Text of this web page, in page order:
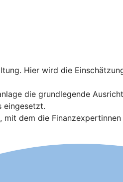
Hier wird die
die grundlegende
eingesetzt.
dem die